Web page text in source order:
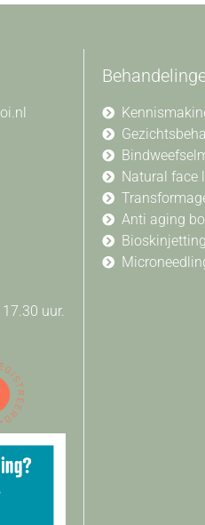
uur.
Natural face
Anti aging
Bioskinjetting